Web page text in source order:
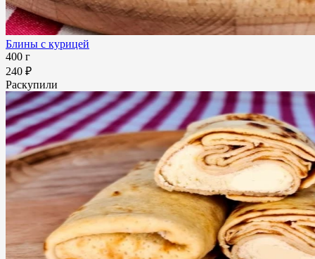
Блины с курицей
400 г
240 ₽
Раскупили